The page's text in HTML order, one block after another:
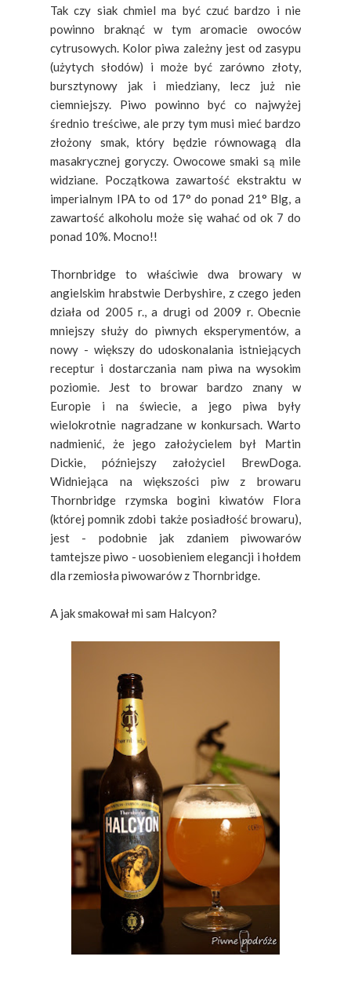
Tak czy siak chmiel ma być czuć bardzo i nie
powinno braknąć w tym aromacie owoców
cytrusowych. Kolor piwa zależny jest od zasypu
(użytych słodów) i może być zarówno złoty,
bursztynowy jak i miedziany, lecz już nie
ciemniejszy. Piwo powinno być co najwyżej
średnio treściwe, ale przy tym musi mieć bardzo
złożony smak, który będzie równowagą dla
masakrycznej goryczy. Owocowe smaki są mile
widziane. Początkowa zawartość ekstraktu w
imperialnym IPA to od 17° do ponad 21° Blg, a
zawartość alkoholu może się wahać od ok 7 do
ponad 10%. Mocno!!
Thornbridge to właściwie dwa browary w
angielskim hrabstwie Derbyshire, z czego jeden
działa od 2005 r., a drugi od 2009 r. Obecnie
mniejszy służy do piwnych eksperymentów, a
nowy - większy do udoskonalania istniejących
receptur i dostarczania nam piwa na wysokim
poziomie. Jest to browar bardzo znany w
Europie i na świecie, a jego piwa były
wielokrotnie nagradzane w konkursach. Warto
nadmienić, że jego założycielem był Martin
Dickie, późniejszy założyciel BrewDoga.
Widniejąca na większości piw z browaru
Thornbridge rzymska bogini kiwatów Flora
(której pomnik zdobi także posiadłość browaru),
jest - podobnie jak zdaniem piwowarów
tamtejsze piwo - uosobieniem elegancji i hołdem
dla rzemiosła piwowarów z Thornbridge.
A jak smakował mi sam Halcyon?